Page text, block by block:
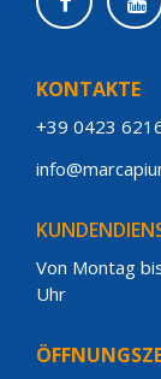
KONTAKTE
+39 0423
Von Montag
Uhr